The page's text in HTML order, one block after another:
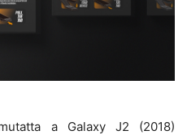
a Galaxy J2 (2018)